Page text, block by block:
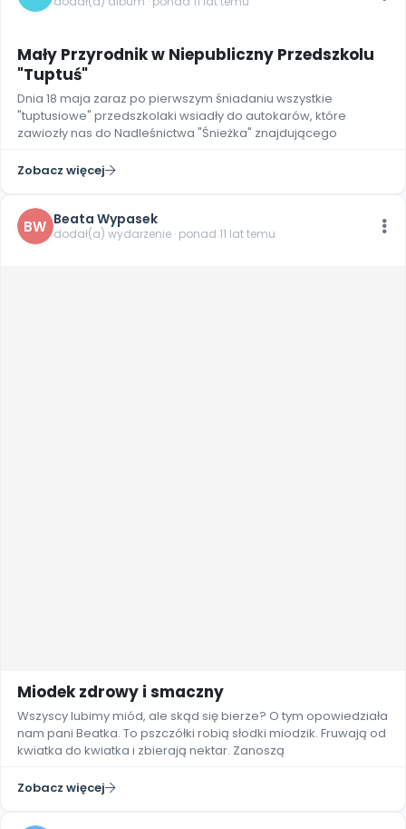
Archiwalne numery
Pomoc
Mały Przyrodnik w Niepubliczny Przedszkolu
"Tuptuś"
Dnia 18 maja zaraz po pierwszym śniadaniu wszystkie
"tuptusiowe" przedszkolaki wsiadły do autokarów, które
zawiozły nas do Nadleśnictwa "Śnieżka" znajdującego
Zobacz więcej
BW Beata Wypasek
dodał(a) wydarzenie · ponad 11 lat temu
Miodek zdrowy i smaczny
Wszyscy lubimy miód, ale skąd się bierze? O tym opowiedziała
nam pani Beatka. To pszczółki robią słodki miodzik. Fruwają od
kwiatka do kwiatka i zbierają nektar. Zanoszą
Zobacz więcej